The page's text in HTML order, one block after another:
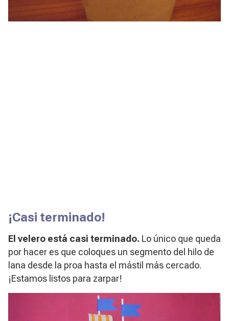
¡Casi terminado!
El velero está casi terminado. Lo único que queda
por hacer es que coloques un segmento del hilo de
lana desde la proa hasta el mástil más cercado.
¡Estamos listos para zarpar!